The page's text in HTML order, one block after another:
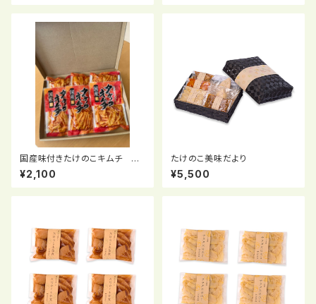
国産味付きたけのこキムチ 6
個
¥2,100
たけのこ美味だより
¥5,500